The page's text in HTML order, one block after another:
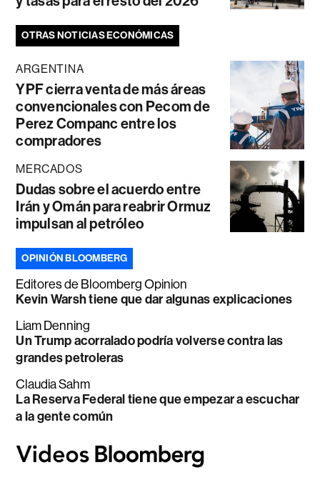
OTRAS NOTICIAS ECONÓMICAS
ARGENTINA
YPF cierra venta de más áreas
convencionales con Pecom de
Perez Companc entre los
compradores
MERCADOS
Dudas sobre el acuerdo entre
Irán y Omán para reabrir Ormuz
impulsan al petróleo
OPINIÓN BLOOMBERG
Editores de Bloomberg Opinion
Kevin Warsh tiene que dar algunas explicaciones
Liam Denning
Un Trump acorralado podría volverse contra las
grandes petroleras
Claudia Sahm
La Reserva Federal tiene que empezar a escuchar
a la gente común